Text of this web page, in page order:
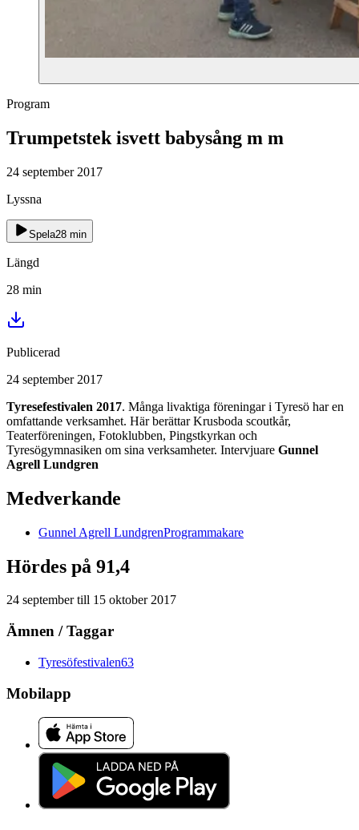
Program
Trumpetstek isvett babysång m m
24 september 2017
Lyssna
Spela28 min
Längd
28 min
Publicerad
24 september 2017
Tyresefestivalen 2017. Många livaktiga föreningar i Tyresö har en
omfattande verksamhet. Här berättar Krusboda scoutkår,
Teaterföreningen, Fotoklubben, Pingstkyrkan och
Tyresögymnasiken om sina verksamheter. Intervjuare Gunnel
Agrell Lundgren
Medverkande
Gunnel Agrell LundgrenProgrammakare
Hördes på 91,4
24 septembertill 15 oktober 2017
Ämnen / Taggar
Tyresöfestivalen63
Mobilapp